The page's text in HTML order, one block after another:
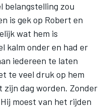
belangstelling zou
is gek op Robert en
wat hem is
kalm onder en had er
iedereen te laten
te veel druk op hem
zijn dag worden. Zonder
moest van het rijden